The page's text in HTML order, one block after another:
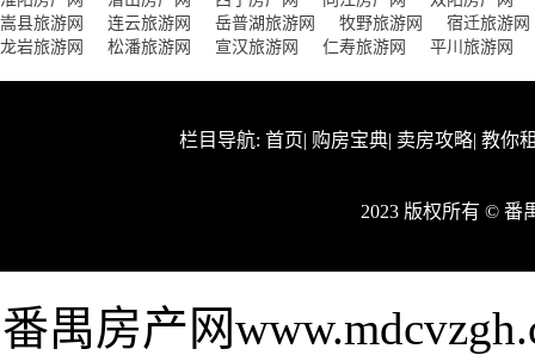
嵩县旅游网
连云旅游网 岳普湖旅游网 牧野旅游网
宿迁旅游网
龙岩旅游网
松潘旅游网 宣汉旅游网 仁寿旅游网 平川旅游网
栏目导航: 首页| 购房宝典| 卖房攻略| 教你
2023 版权所有 ©
番禺房产网